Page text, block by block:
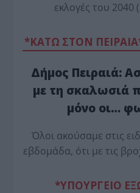
εκλογές του
*ΚΑΤΩ ΣΤΟΝ
Δήμος Πειραιά:
με τη σκαλωσιά
μόνο οι…
Όλοι ακούσαμε στις
εβδομάδα, ότι με τις
*ΥΠΟΥΡΓΕΙΟ